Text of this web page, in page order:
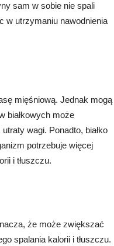
sam w sobie nie spali
w utrzymaniu nawodnienia
mięśniową. Jednak mogą
białkowych może
wagi. Ponadto, białko
potrzebuje więcej
i tłuszczu.
że ​​może zwiększać
spalania kalorii i tłuszczu.